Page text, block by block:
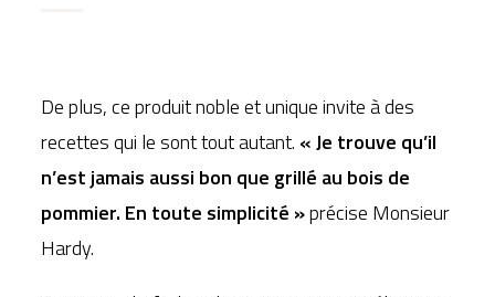
De plus, ce produit noble et unique invite à des
recettes qui le sont tout autant. « Je trouve qu’il
n’est jamais aussi bon que grillé au bois de
pommier. En toute simplicité »précise Monsieur
Hardy.